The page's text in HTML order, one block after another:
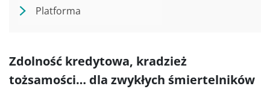
Platforma
Zdolność kredytowa, kradzież
tożsamości… dla zwykłych śmiertelników